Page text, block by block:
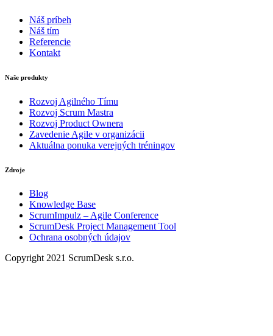
Náš príbeh
Náš tím
Referencie
Kontakt
Naše produkty
Rozvoj Agilného Tímu
Rozvoj Scrum Mastra
Rozvoj Product Ownera
Zavedenie Agile v organizácii
Aktuálna ponuka verejných tréningov
Zdroje
Blog
Knowledge Base
ScrumImpulz – Agile Conference
ScrumDesk Project Management Tool
Ochrana osobných údajov
Copyright 2021 ScrumDesk s.r.o.